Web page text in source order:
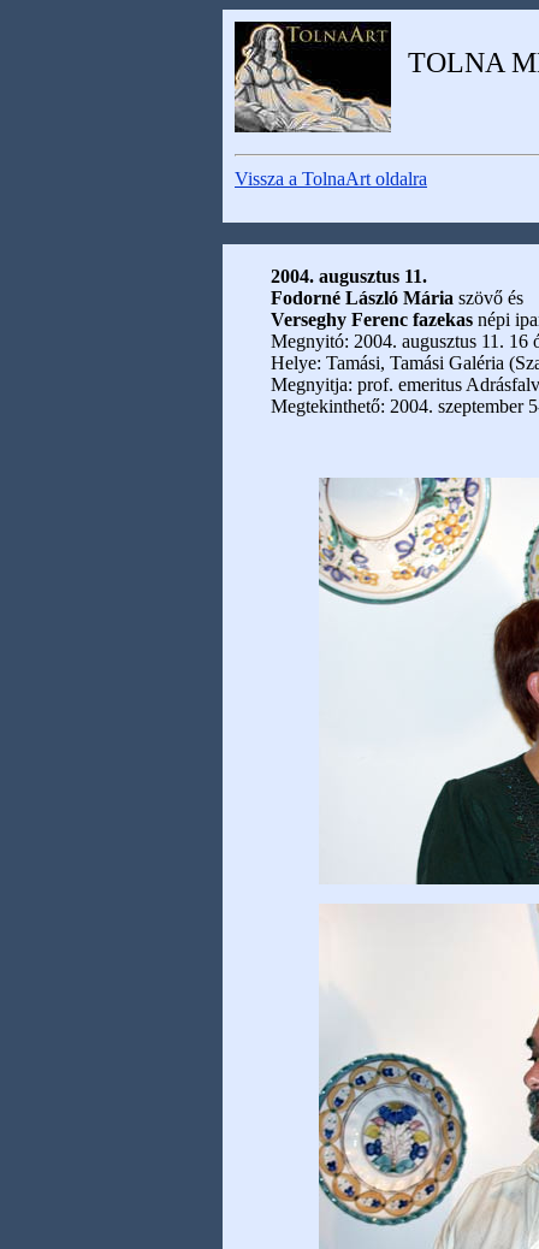
TOLNA
Vissza a TolnaArt oldalra
2004. augusztus 11.
Fodorné László Mária szövő és
Verseghy Ferenc fazekas népi
Megnyitó: 2004. augusztus 11. 16
Helye: Tamási, Tamási Galéria
Megnyitja: prof. emeritus
Megtekinthető: 2004. szeptember